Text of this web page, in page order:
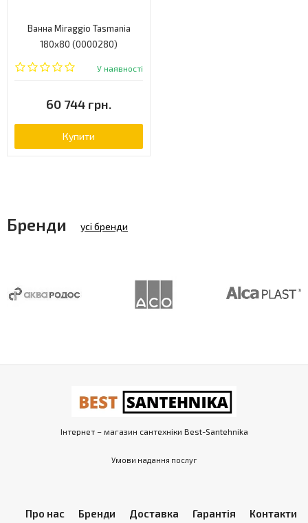
Ванна Miraggio Tasmania
180x80 (0000280)
У наявності
60 744 грн.
Купити
Бренди усі бренди
Інтернет – магазин сантехніки Best-Santehnika
Умови надання послуг
Про нас Бренди Доставка Гарантія Контакти